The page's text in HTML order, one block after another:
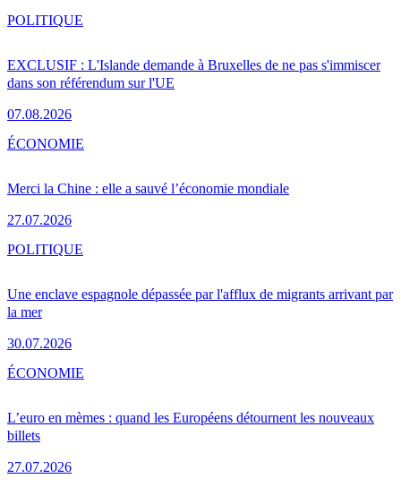
EXCLUSIF : L'Islande demande à Bruxelles de ne pas s'immiscer
dans son référendum sur l'UE
07.08.2026
POLITIQUE
Merci la Chine : elle a sauvé l’économie mondiale
27.07.2026
ÉCONOMIE
Une enclave espagnole dépassée par l'afflux de migrants arrivant par
la mer
30.07.2026
POLITIQUE
L’euro en mèmes : quand les Européens détournent les nouveaux
billets
27.07.2026
ÉCONOMIE